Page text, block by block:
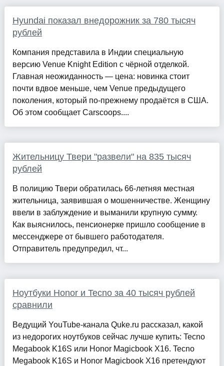
Hyundai показал внедорожник за 780 тысяч
рублей
Компания представила в Индии специальную
версию Venue Knight Edition с чёрной отделкой.
Главная неожиданность — цена: новинка стоит
почти вдвое меньше, чем Venue предыдущего
поколения, который по-прежнему продаётся в США.
Об этом сообщает Carscoops....
Жительницу Твери "развели" на 835 тысяч
рублей
В полицию Твери обратилась 66-летняя местная
жительница, заявившая о мошенничестве. Женщину
ввели в заблуждение и выманили крупную сумму.
Как выяснилось, пенсионерке пришло сообщение в
мессенджере от бывшего работодателя.
Отправитель предупредил, чт...
Ноутбуки Honor и Tecno за 40 тысяч рублей
сравнили
Ведущий YouTube-канала Quke.ru рассказал, какой
из недорогих ноутбуков сейчас лучше купить: Tecno
Megabook K16S или Honor Magicbook X16. Tecno
Megabook K16S и Honor Magicbook X16 претендуют